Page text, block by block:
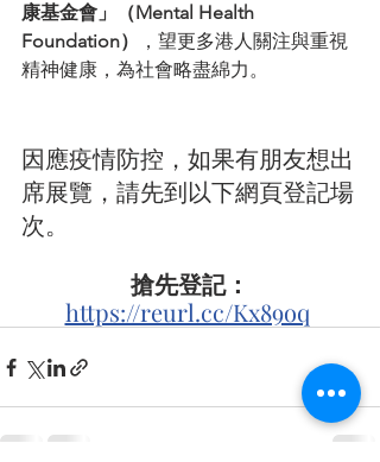
康基金會」（Mental Health
Foundation）
，望更多港人關注與重視
精神健康，為社會略盡綿力。
因應疫情防控，如果有朋友想出
席展覽，請先到以下網頁登記場
次。
搶先登記：
https://reurl.cc/Kx89oq